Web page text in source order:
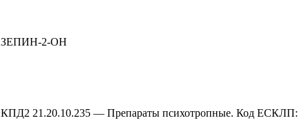
2-ОН
21.20.10.235 — Препараты психотропные. Код ЕСКЛП: